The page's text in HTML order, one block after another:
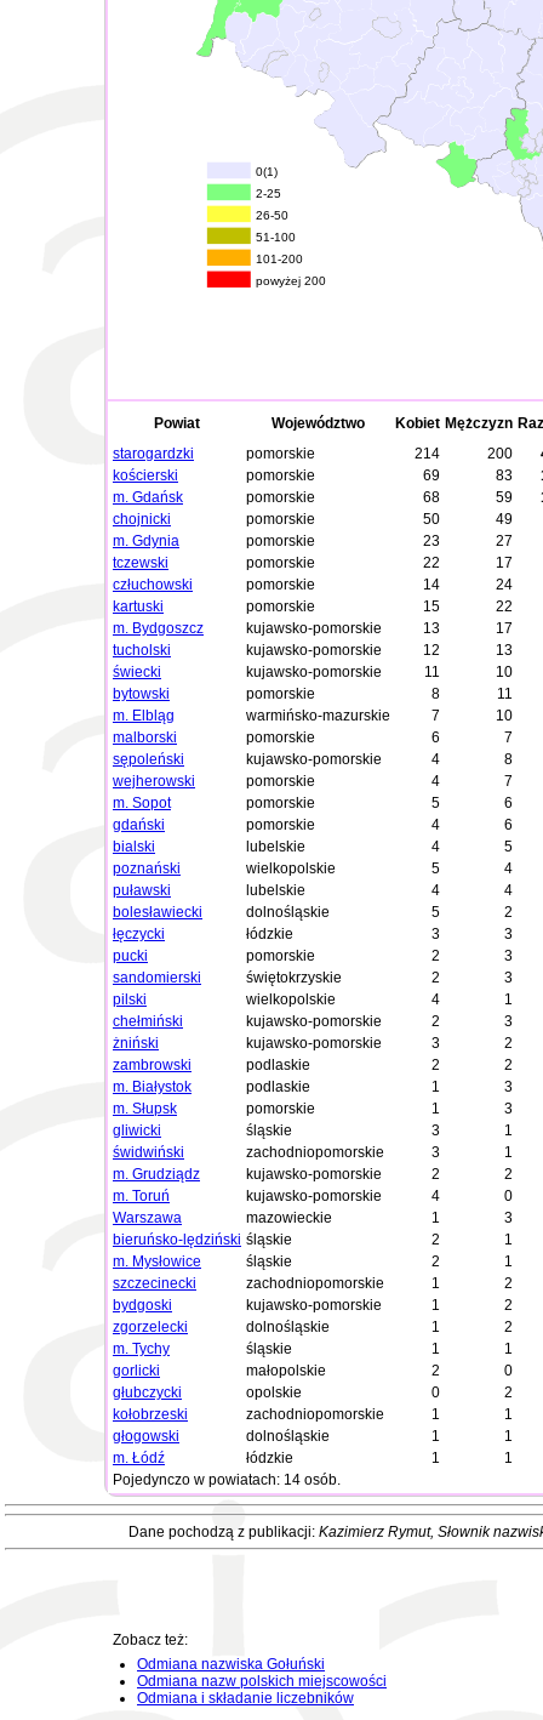
0(1)
2-25
26-50
51-100
101-200
powyżej 200
Powiat Województwo Kobiet Mężczyzn
starogardzki
pomorskie 214 200
kościerski
pomorskie 69 83
m. Gdańsk
pomorskie 68 59
chojnicki
pomorskie 50
49
m. Gdynia
pomorskie 23
27
tczewski
pomorskie 22
17
człuchowski
pomorskie 14
24
kartuski
pomorskie 15
22
m. Bydgoszcz
kujawsko-pomorskie 13
17
tucholski
kujawsko-pomorskie 12
13
świecki
kujawsko-pomorskie 11
10
bytowski
pomorskie 8
11
m. Elbląg
warmińsko-mazurskie 7
10
malborski
pomorskie 6
7
sępoleński
kujawsko-pomorskie 4
8
wejherowski
pomorskie 4
7
m. Sopot
pomorskie 5
6
gdański
pomorskie 4
6
bialski
lubelskie 4
5
poznański
wielkopolskie 5
4
puławski
lubelskie 4
4
bolesławiecki
dolnośląskie 5
2
łęczycki
łódzkie 3
3
pucki
pomorskie 2
3
sandomierski
świętokrzyskie 2
3
pilski
wielkopolskie 4
1
chełmiński
kujawsko-pomorskie 2
3
żniński
kujawsko-pomorskie 3
2
zambrowski
podlaskie 2
2
m. Białystok
podlaskie 1
3
m. Słupsk
pomorskie 1
3
gliwicki
śląskie 3
1
świdwiński
zachodniopomorskie 3
1
m. Grudziądz
kujawsko-pomorskie 2
2
m. Toruń
kujawsko-pomorskie 4
0
Warszawa
mazowieckie 1
3
bieruńsko-lędziński śląskie 2
1
m. Mysłowice
śląskie 2
1
szczecinecki
zachodniopomorskie 1
2
bydgoski
kujawsko-pomorskie 1
2
zgorzelecki
dolnośląskie 1
2
m. Tychy
śląskie 1
1
gorlicki
małopolskie 2
0
głubczycki
opolskie 0
2
kołobrzeski
zachodniopomorskie 1
1
głogowski
dolnośląskie 1
1
m. Łódź
łódzkie 1
1
Pojedynczo w powiatach: 14 osób.
Dane pochodzą z publikacji: Kazimierz Rymut, Słownik
Zobacz też:
Odmiana nazwiska Gołuński
Odmiana nazw polskich miejscowości
Odmiana i składanie liczebników